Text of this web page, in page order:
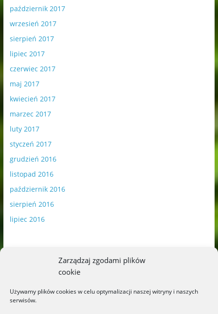
Zarządzaj zgodami plików
cookie
Używamy plików cookies w celu optymalizacji naszej witryny i naszych
serwisów.
październik 2017
wrzesień 2017
sierpień 2017
lipiec 2017
czerwiec 2017
maj 2017
kwiecień 2017
marzec 2017
luty 2017
styczeń 2017
grudzień 2016
listopad 2016
październik 2016
sierpień 2016
lipiec 2016